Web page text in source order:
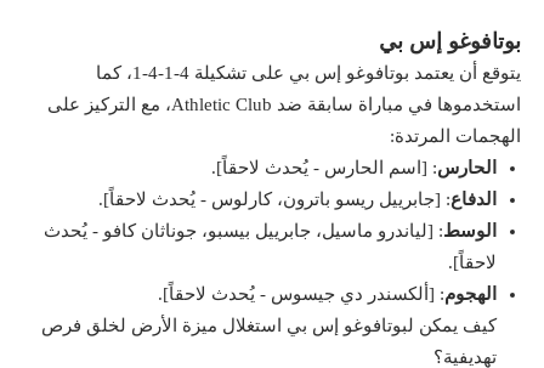
بوتافوغو إس بي
يتوقع أن يعتمد بوتافوغو إس بي على تشكيلة 4-1-4-1، كما
استخدموها في مباراة سابقة ضد Athletic Club، مع التركيز على
الهجمات المرتدة:
الحارس: [اسم الحارس - يُحدث لاحقاً].
الدفاع: [جابرييل ريسو باترون، كارلوس - يُحدث لاحقاً].
الوسط: [لياندرو ماسيل، جابرييل بيسبو، جوناثان كافو - يُحدث
لاحقاً].
الهجوم: [ألكسندر دي جيسوس - يُحدث لاحقاً].
كيف يمكن لبوتافوغو إس بي استغلال ميزة الأرض لخلق فرص
تهديفية؟